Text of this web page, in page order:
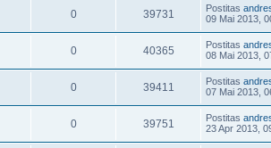
0 39731 Postitas
09 Mai 2013,
0 40365 Postitas
08 Mai 2013,
0 39411 Postitas
07 Mai 2013,
0 39751 Postitas
23 Apr 2013,